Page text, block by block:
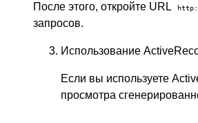
После этого, откройте URL
запросов.
Использование
Если вы используете
просмотра